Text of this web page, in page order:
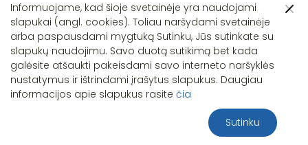
Pastebėjote klaidą?
Informuojame, kad šioje svetainėje yra naudojami
slapukai (angl. cookies). Toliau naršydami svetainėje
arba paspausdami mygtuką Sutinku, Jūs sutinkate su
slapukų naudojimu. Savo duotą sutikimą bet kada
galėsite atšaukti pakeisdami savo interneto naršyklės
nustatymus ir ištrindami įrašytus slapukus. Daugiau
informacijos apie slapukus rasite čia
Sutinku